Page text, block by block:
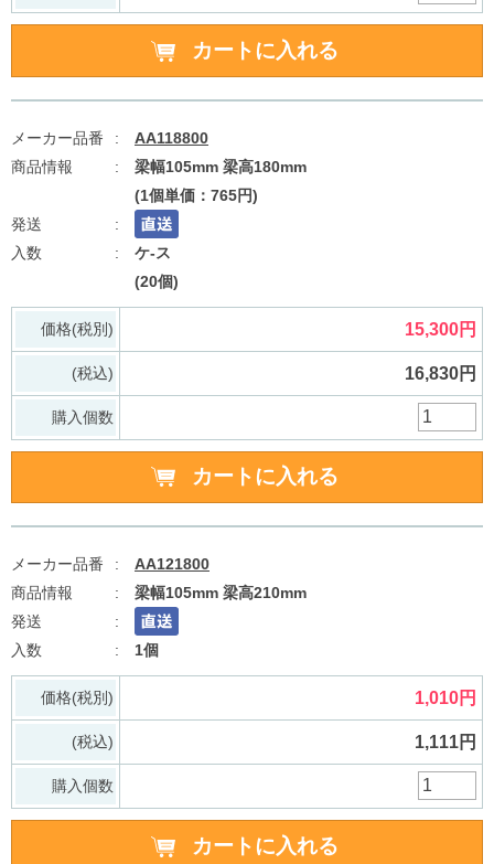
AA118800
梁幅105mm 梁高180mm
(1個単価：765円)
ケ-ス
(20個)
価格(税別) 15,300円
(税込) 16,830円
購入個数
AA121800
梁幅105mm 梁高210mm
1個
価格(税別) 1,010円
(税込) 1,111円
購入個数